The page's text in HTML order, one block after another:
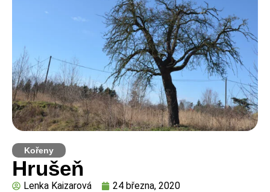
Kořeny
Hrušeň
Lenka Kaizarová 24 března, 2020